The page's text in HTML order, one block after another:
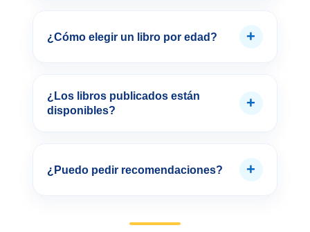
¿Cómo elegir un libro por edad? +
¿Los libros publicados están
disponibles?
+
¿Puedo pedir recomendaciones? +